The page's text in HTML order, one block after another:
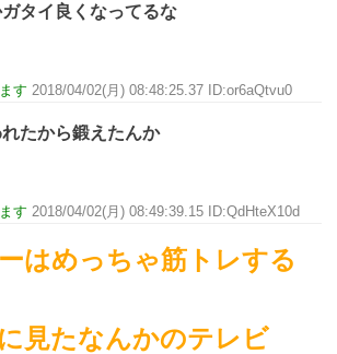
タイ良くなってるな
す 2018/04/02(月) 08:48:25.37 ID:or6aQtvu0
たから鍛えたんか
す 2018/04/02(月) 08:49:39.15 ID:QdHteX10d
はめっちゃ筋トレする
見たなんかのテレビ